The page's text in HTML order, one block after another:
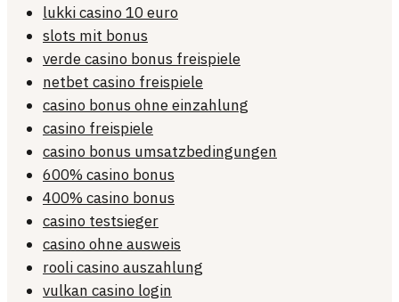
lukki casino 10 euro
slots mit bonus
verde casino bonus freispiele
netbet casino freispiele
casino bonus ohne einzahlung
casino freispiele
casino bonus umsatzbedingungen
600% casino bonus
400% casino bonus
casino testsieger
casino ohne ausweis
rooli casino auszahlung
vulkan casino login